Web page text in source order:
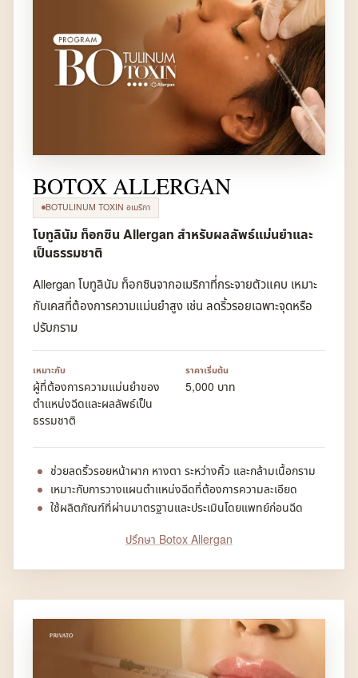
BOTOX ALLERGAN
BOTULINUM TOXIN อเมริกา
โบทูลินัม ท็อกซิน Allergan สำหรับผลลัพธ์แม่นยำและ
เป็นธรรมชาติ
Allergan โบทูลินัม ท็อกซินจากอเมริกาที่กระจายตัวแคบ เหมาะ
กับเคสที่ต้องการความแม่นยำสูง เช่น ลดริ้วรอยเฉพาะจุดหรือ
ปรับกราม
เหมาะกับ
ผู้ที่ต้องการความแม่นยำของ
ตำแหน่งฉีดและผลลัพธ์เป็น
ธรรมชาติ
ราคาเริ่มต้น
5,000 บาท
ช่วยลดริ้วรอยหน้าผาก หางตา ระหว่างคิ้ว และกล้ามเนื้อกราม
เหมาะกับการวางแผนตำแหน่งฉีดที่ต้องการความละเอียด
ใช้ผลิตภัณฑ์ที่ผ่านมาตรฐานและประเมินโดยแพทย์ก่อนฉีด
ปรึกษา Botox Allergan